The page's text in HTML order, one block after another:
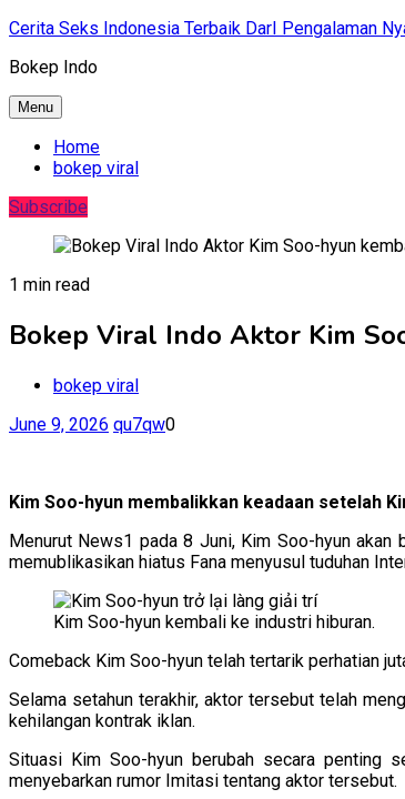
Skip
content
Cerita Seks Indonesia Terbaik DarI Pengalaman
Bokep Indo
Menu
Home
bokep viral
Subscribe
1 min read
Bokep Viral Indo Aktor Kim
bokep viral
June 9, 2026 qu7qw0
Kim Soo-hyun membalikkan keadaan setelah
Menurut News1 pada 8 Juni, Kim Soo-hyun
memublikasikan hiatus Fana menyusul tuduhan
Kim Soo-hyun kembali ke industri hiburan.
Comeback Kim Soo-hyun telah tertarik perhatian
Selama setahun terakhir, aktor tersebut telah
kehilangan kontrak iklan.
Situasi Kim Soo-hyun berubah secara penting
menyebarkan rumor Imitasi tentang aktor tersebut.